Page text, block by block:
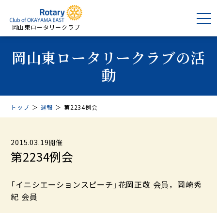
岡山東ロータリークラブ
岡山東ロータリークラブの活
動
トップ ＞ 週報 ＞ 第2234例会
2015.03.19開催
第2234例会
「イニシエーションスピーチ」花岡正敬 会員，岡崎秀
紀 会員